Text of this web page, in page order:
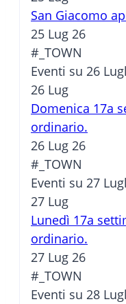
San Giacomo
25 Lug 26
#_TOWN
Eventi su 26
26 Lug
Domenica 17a
ordinario.
26 Lug 26
#_TOWN
Eventi su 27
27 Lug
Lunedì 17a
ordinario.
27 Lug 26
#_TOWN
Eventi su 28